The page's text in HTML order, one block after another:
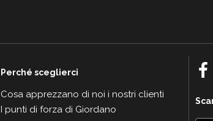
Perché sceglierci
Cosa apprezzano di noi i nostri clienti
I punti di forza di Giordano